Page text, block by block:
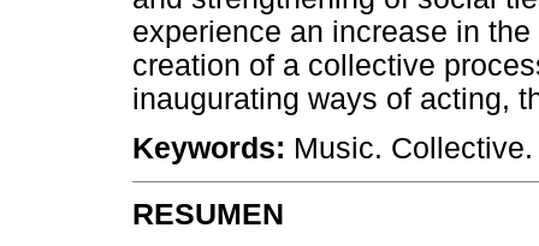
experience an increase in
creation of a collective
inaugurating ways of acting,
Keywords: Music.
RESUMEN